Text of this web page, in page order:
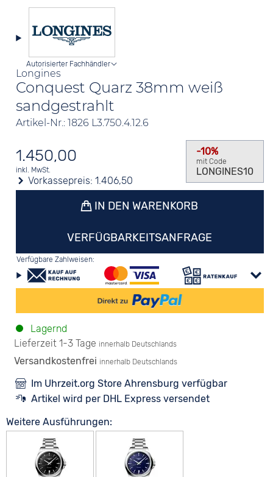
Longines
Conquest Quarz 38mm weiß
sandgestrahlt
Artikel-Nr.: 1826 L3.750.4.12.6
Autorisierter Fachhändler
1.450,00
inkl. MwSt.
Vorkassepreis:1.406,50
-10%
mit Code
LONGINES10
IN DEN WARENKORB
VERFÜGBARKEITSANFRAGE
Verfügbare Zahlweisen:
Lagernd
Lieferzeit 1-3 Tage innerhalb Deutschlands
Versandkostenfrei innerhalb Deutschlands
Im Uhrzeit.org Store Ahrensburg verfügbar
Artikel wird per DHL Express versendet
Weitere Ausführungen: